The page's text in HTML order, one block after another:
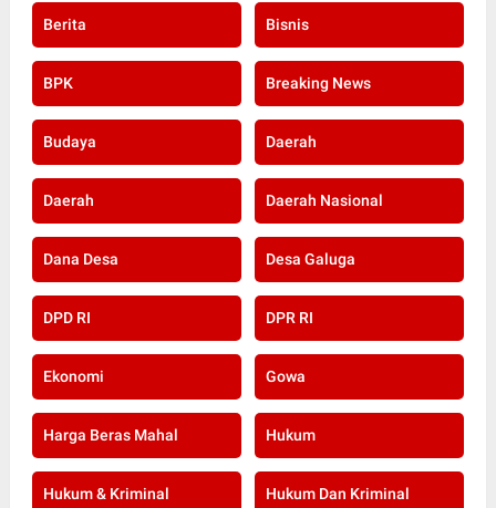
Berita Bisnis
BPK Breaking News
Budaya Daerah
Daerah Daerah Nasional
Dana Desa Desa Galuga
DPD RI DPR RI
Ekonomi Gowa
Harga Beras Mahal Hukum
Hukum & Kriminal Hukum Dan Kriminal